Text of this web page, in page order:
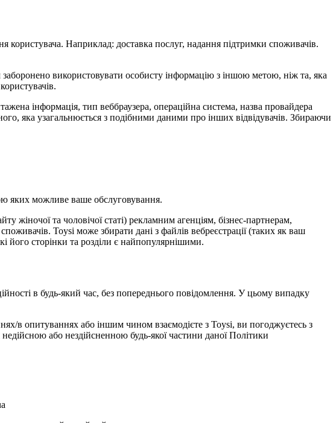
користувача. Наприклад: доставка послуг, надання підтримки споживачів.
використовувати особисту інформацію з іншою метою, ніж та, яка
інформація, тип веббраузера, операційна система, назва провайдера
яка узагальнюється з подібними даними про інших відвідувачів. Збираючи
яких можливе ваше обслуговування.
жіночої та чоловічої статі) рекламним агенціям, бізнес-партнерам,
Toysi може збирати дані з файлів вебреєстрації (таких як ваш
його сторінки та розділи є найпопулярнішими.
в будь-який час, без попереднього повідомлення. У цьому випадку
в опитуваннях або іншим чином взаємодієте з Toysi, ви погоджуєтесь з
або нездійсненною будь-якої частини даної Політики